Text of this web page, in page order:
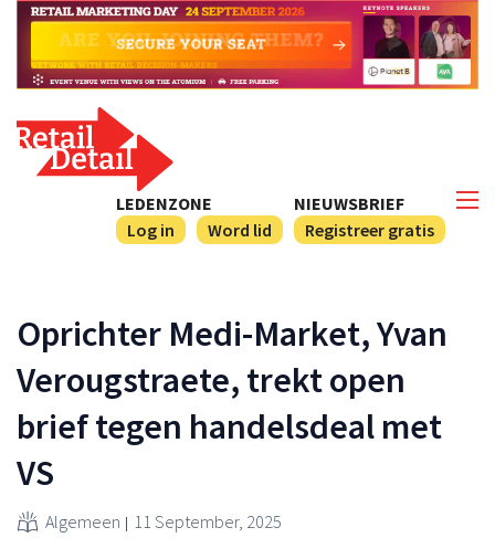
NIEUWSBRIEF
Registreer gratis
LEDENZONE
Log in
Word lid
Oprichter Medi-Market, Yvan
Verougstraete, trekt open
brief tegen handelsdeal met
VS
Algemeen 11 September, 2025